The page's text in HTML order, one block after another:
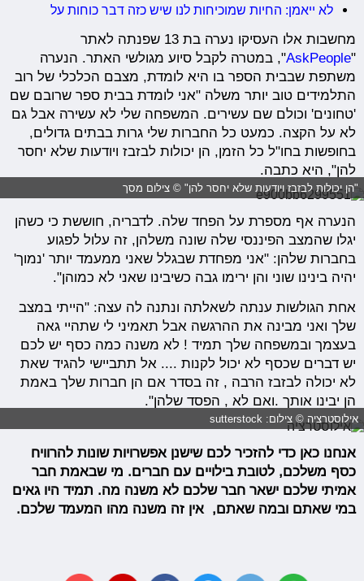
לא ייאמן: החיות שמוכיחות לנו שיש כזה דבר כוחות על
מחשבות אלו העסיקו נערה בת 13 שפנתה לאתר
"
AskPeople", במטרה לקבל סיוע מגולשי האתר. הנערה
משתפת שבבית הספר בו היא לומדת, מצבם הכלכלי של רוב
התלמידים טוב יותר משלה "אני לומדת בבית ספר שרובם שם
'טחונים' וכולם שם עשירים. המשפחה שלי לא עשירה אבל גם
לא על הקצה. כמעט כל החברות שלי גרות בבתים גדולים,
בחופשות בחו"ל כל הזמן, הן יכולות לבזבז ויודעות שלא יחסר
להן", היא כתבה.
"הן יכולות לבזבז ויודעות שלא יחסר להן" © צילום מסך
הנערה אף מספרת על הפחד שלה. לדבריה, חוששת כי כשהן
יגלו שהמצב הפיננסי שלה שונה משלהן, זה עלול לפגוע
בחברות שלהן: "אני מפחדת שבגלל שאני ממעמד יותר 'נמוך'
יהיה בינינו שוני והן ירימו גבה כשיבינו שאני לא כמוהן".
אחת הגולשות ענתה לשאלתה ונתנה לה עצה: "הייתי במצב
שלך ואני מבינה את ההרגשה אבל תאמיני לי שתהיי גאה
בעצמך ובמשפחה שלך תמיד ! לא משנה כמה כסף יש לכם
יש דברים שכסף לא יכול לקנות .... אל תתביישי להגיד שאת
לא יכולה לבזבז הרבה , זה בסדר אם הן חברות שלך באמת
הן יבינו אותך .ואם לא , הפסד שלהן".
אילוסטרציה © צילום: sutterstock
אנחנו כאן כדי להזכיר לכם שישנן אפשרויות שונות להרוויח
כסף משלכם, לטובת בילויים עם חברים. מי שבאמת חבר
אמיתי שלכם ישאר חבר שלכם לא משנה מה. תמיד היו גאים
במי שאתם ובמה שאתם, אין זה משנה מהו המעמד שלכם.